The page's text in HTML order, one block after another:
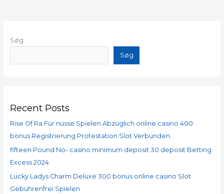
Søg
Søg
Recent Posts
Rise Of Ra Für nüsse Spielen Abzüglich online casino 400
bonus Registrierung Protestation Slot Verbunden
fifteen Pound No- casino minimum deposit 30 deposit Betting
Excess 2024
Lucky Ladys Charm Deluxe 300 bonus online casino Slot
Gebührenfrei Spielen